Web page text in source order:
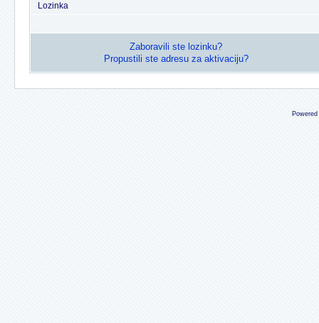
Lozinka
Zaboravili ste lozinku?
Propustili ste adresu za aktivaciju?